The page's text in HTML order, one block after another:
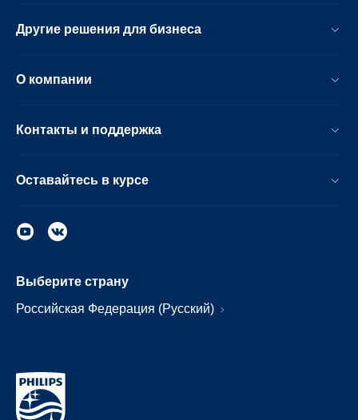
Другие решения для бизнеса
О компании
Контакты и поддержка
Оставайтесь в курсе
Выберите страну
Российская Федерация (Русский)